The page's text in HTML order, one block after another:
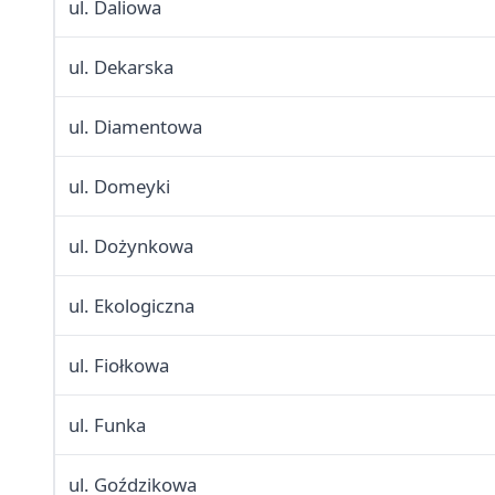
ul. Daliowa
ul. Dekarska
ul. Diamentowa
ul. Domeyki
ul. Dożynkowa
ul. Ekologiczna
ul. Fiołkowa
ul. Funka
ul. Goździkowa